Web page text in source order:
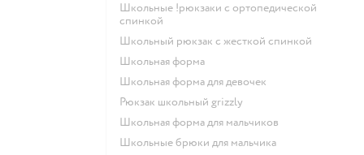
Школьные !рюкзаки с ортопедической
спинкой
Школьный рюкзак с жесткой спинкой
Школьная форма
Школьная форма для девочек
Рюкзак школьный grizzly
Школьная форма для мальчиков
Школьные брюки для мальчика